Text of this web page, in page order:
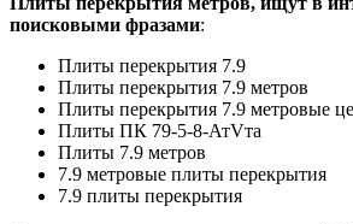
поисковыми фразами:
Плиты перекрытия 7.9
Плиты перекрытия 7.9 метров
Плиты перекрытия 7.9 метровые
Плиты ПК 79-5-8-АтVта
Плиты 7.9 метров
7.9 метровые плиты перекрытия
7.9 плиты перекрытия